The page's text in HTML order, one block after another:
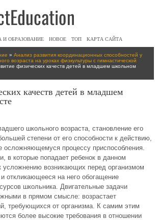
И ОБРАЗОВАНИЕ НОВОЕ ТОП КАРТА САЙТА
» Анализ развития координационных способностей у
возраста на уроках физкультуры с гимнастической
физических качеств детей в младшем школьном
качеств детей в младшем
школьного возраста, становление его
степени от его способности к действию,
осложняющемуся процессу приспособления.
в которые попадает ребенок в данном
усложнению возникающих перед организмом
откликающееся на него обогащение
школьника. Двигательные задачи
в прямом смысле: возрастает
требующихся от организма. К самим этим
более высокие требования в отношении